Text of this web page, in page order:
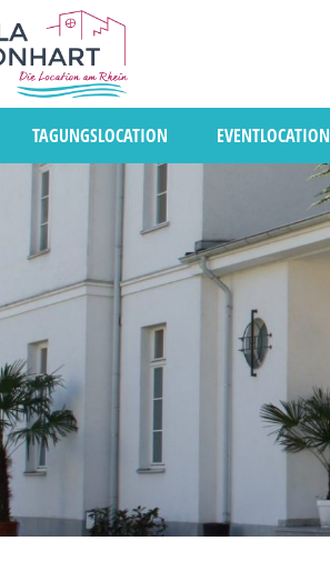
TAGUNGSLOCATION EVENTLOCATION